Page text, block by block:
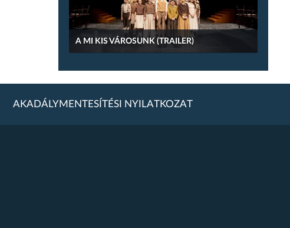
A MI KIS VÁROSUNK (TRAILER)
AKADÁLYMENTESÍTÉSI NYILATKOZAT